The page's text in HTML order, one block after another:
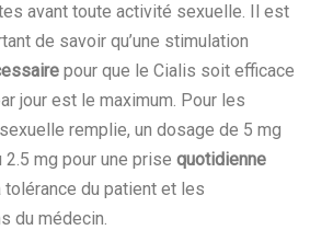
avant toute activité sexuelle. Il est
de savoir qu’une stimulation
pour que le Cialis soit efficace
jour est le maximum. Pour les
remplie, un dosage de 5 mg
mg pour une prise quotidienne
tolérance du patient et les
du médecin.